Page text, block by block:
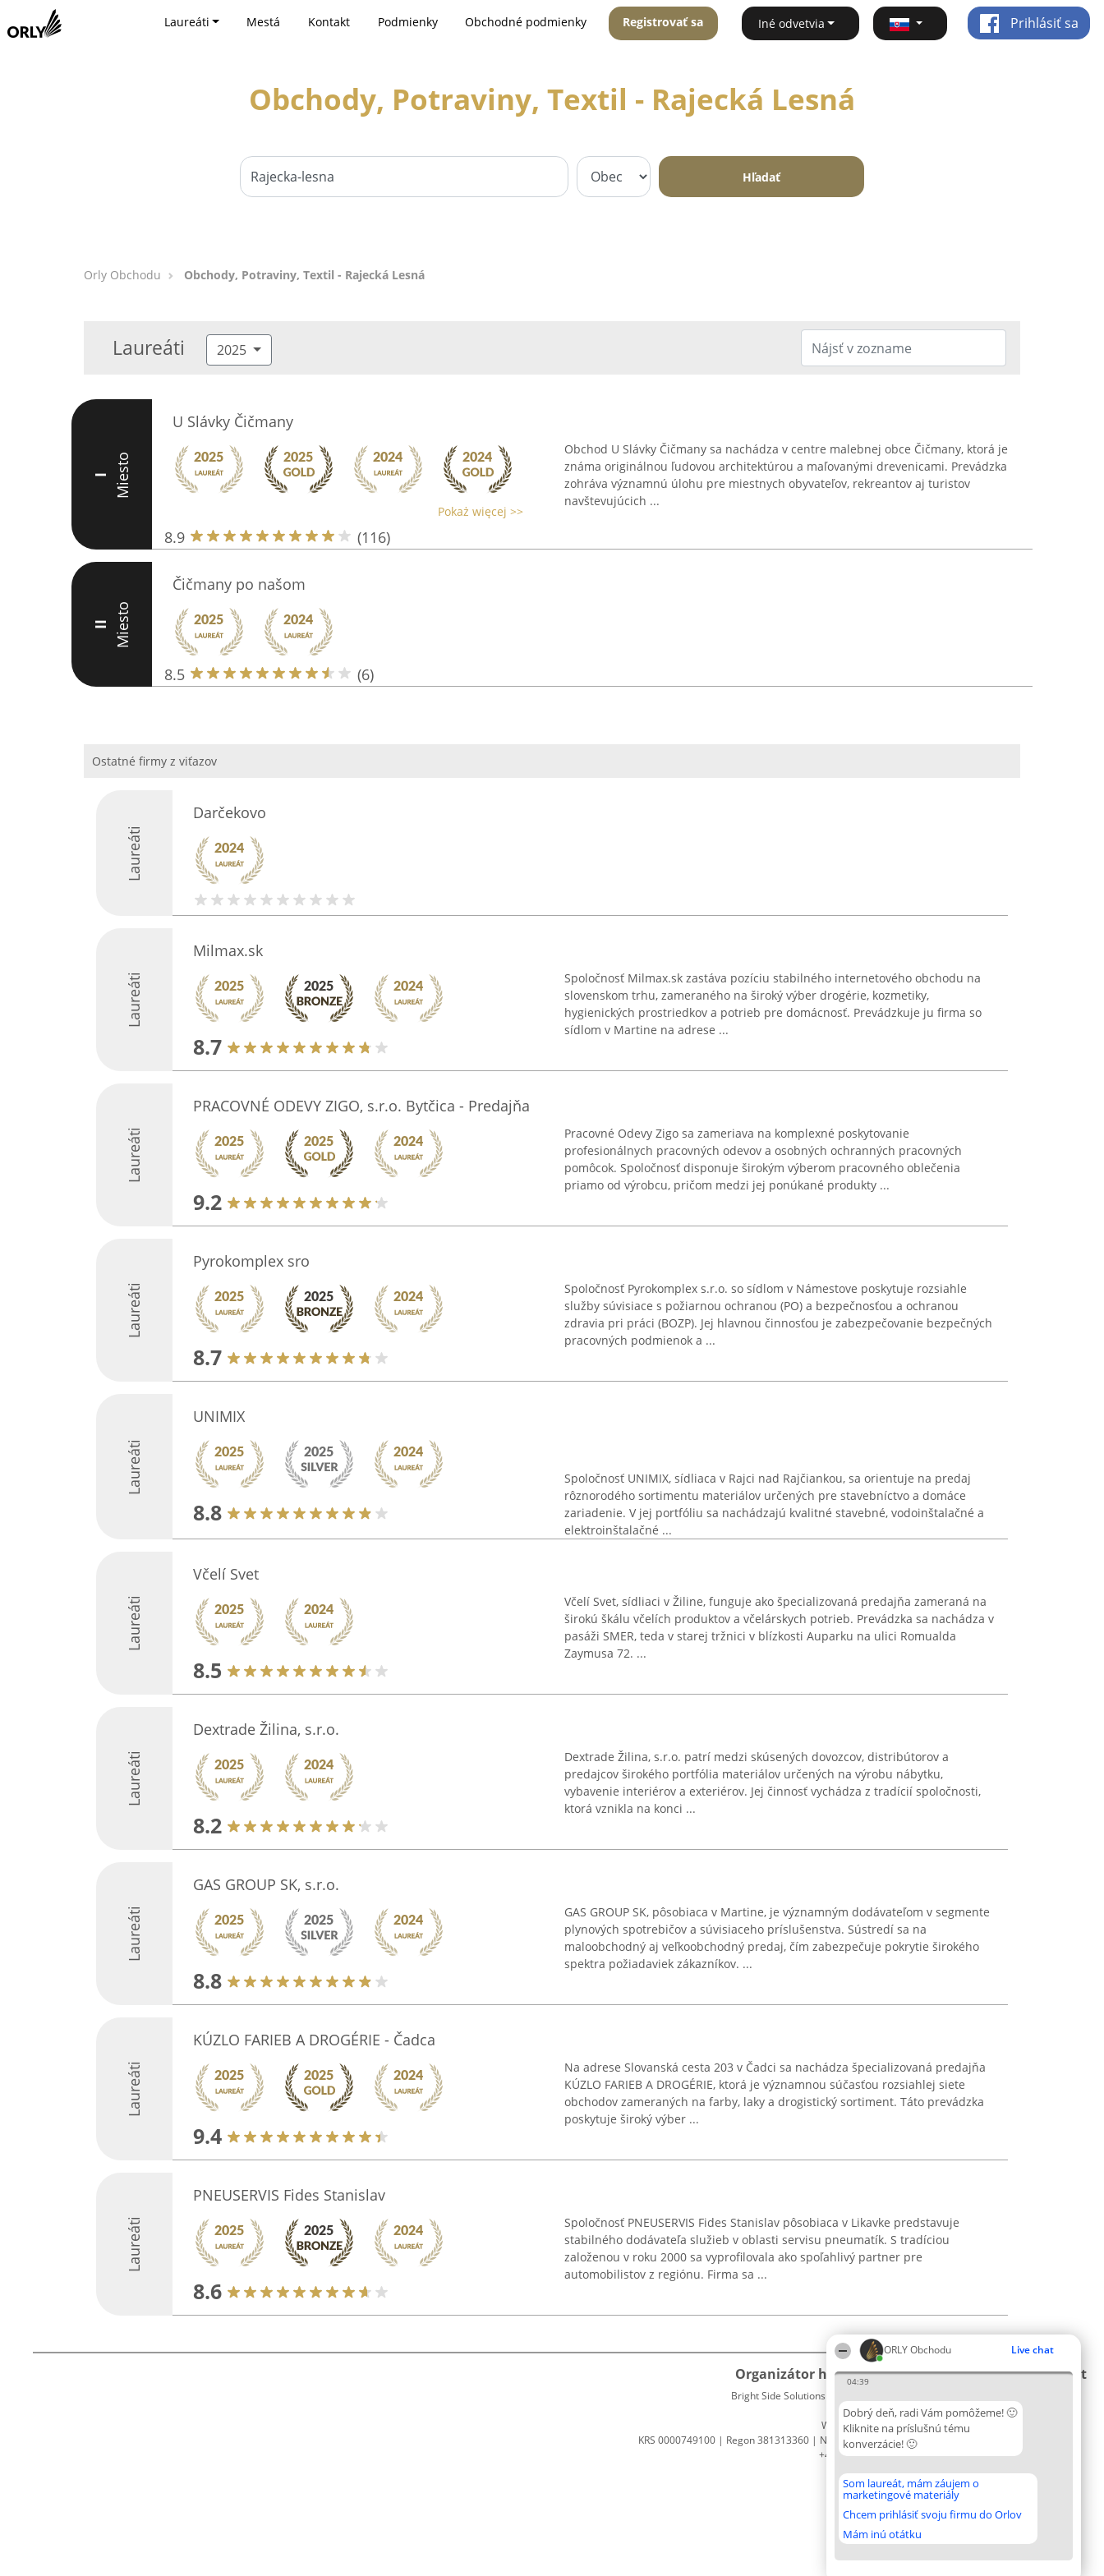
ORLY Obchodu Live chat
04:39
Dobrý deň, radi Vám pomôžeme! 🙂
Kliknite na príslušnú tému
konverzácie! 🙂
Som laureát, mám záujem o
marketingové materiály
Chcem prihlásiť svoju firmu do Orlov
Mám inú otátku
Laureáti Mestá Kontakt Podmienky Obchodné podmienky Registrovať sa Iné odvetvia Prihlásiť sa
Obchody, Potraviny, Textil - Rajecká Lesná
Hľadať
Orly Obchodu Obchody, Potraviny, Textil - Rajecká Lesná
Laureáti 2025
I Miesto
U Slávky Čičmany
Pokaż więcej >>
8.9 (116)
Obchod U Slávky Čičmany sa nachádza v centre malebnej obce Čičmany, ktorá je
známa originálnou ľudovou architektúrou a maľovanými drevenicami. Prevádzka
zohráva významnú úlohu pre miestnych obyvateľov, rekreantov aj turistov
navštevujúcich ...
II Miesto
Čičmany po našom
8.5 (6)
Ostatné firmy z viťazov
Laureáti
Darčekovo
Laureáti
Milmax.sk
8.7
Spoločnosť Milmax.sk zastáva pozíciu stabilného internetového obchodu na
slovenskom trhu, zameraného na široký výber drogérie, kozmetiky,
hygienických prostriedkov a potrieb pre domácnosť. Prevádzkuje ju firma so
sídlom v Martine na adrese ...
Laureáti
PRACOVNÉ ODEVY ZIGO, s.r.o. Bytčica - Predajňa
9.2
Pracovné Odevy Zigo sa zameriava na komplexné poskytovanie
profesionálnych pracovných odevov a osobných ochranných pracovných
pomôcok. Spoločnosť disponuje širokým výberom pracovného oblečenia
priamo od výrobcu, pričom medzi jej ponúkané produkty ...
Laureáti
Pyrokomplex sro
8.7
Spoločnosť Pyrokomplex s.r.o. so sídlom v Námestove poskytuje rozsiahle
služby súvisiace s požiarnou ochranou (PO) a bezpečnosťou a ochranou
zdravia pri práci (BOZP). Jej hlavnou činnosťou je zabezpečovanie bezpečných
pracovných podmienok a ...
Laureáti
UNIMIX
8.8
Spoločnosť UNIMIX, sídliaca v Rajci nad Rajčiankou, sa orientuje na predaj
rôznorodého sortimentu materiálov určených pre stavebníctvo a domáce
zariadenie. V jej portfóliu sa nachádzajú kvalitné stavebné, vodoinštalačné a
elektroinštalačné ...
Laureáti
Včelí Svet
8.5
Včelí Svet, sídliaci v Žiline, funguje ako špecializovaná predajňa zameraná na
širokú škálu včelích produktov a včelárskych potrieb. Prevádzka sa nachádza v
pasáži SMER, teda v starej tržnici v blízkosti Auparku na ulici Romualda
Zaymusa 72. ...
Laureáti
Dextrade Žilina, s.r.o.
8.2
Dextrade Žilina, s.r.o. patrí medzi skúsených dovozcov, distribútorov a
predajcov širokého portfólia materiálov určených na výrobu nábytku,
vybavenie interiérov a exteriérov. Jej činnosť vychádza z tradícií spoločnosti,
ktorá vznikla na konci ...
Laureáti
GAS GROUP SK, s.r.o.
8.8
GAS GROUP SK, pôsobiaca v Martine, je významným dodávateľom v segmente
plynových spotrebičov a súvisiaceho príslušenstva. Sústredí sa na
maloobchodný aj veľkoobchodný predaj, čím zabezpečuje pokrytie širokého
spektra požiadaviek zákazníkov. ...
Laureáti
KÚZLO FARIEB A DROGÉRIE - Čadca
9.4
Na adrese Slovanská cesta 203 v Čadci sa nachádza špecializovaná predajňa
KÚZLO FARIEB A DROGÉRIE, ktorá je významnou súčasťou rozsiahlej siete
obchodov zameraných na farby, laky a drogistický sortiment. Táto prevádzka
poskytuje široký výber ...
Laureáti
PNEUSERVIS Fides Stanislav
8.6
Spoločnosť PNEUSERVIS Fides Stanislav pôsobiaca v Likavke predstavuje
stabilného dodávateľa služieb v oblasti servisu pneumatík. S tradíciou
založenou v roku 2000 sa vyprofilovala ako spoľahlivý partner pre
automobilistov z regiónu. Firma sa ...
Organizátor hodnotenia
Bright Side Solutions sp. z o. o. sp. k.
ul. Ruska 22
Wrocław 50-079
KRS 0000749100 | Regon 381313360 | NIP 8943132676
+48 508 492 400
Hodnotenie
Lista
wszystkich
Podmienky
podmienky
Zásady
ochrany
údajov
Kontakt